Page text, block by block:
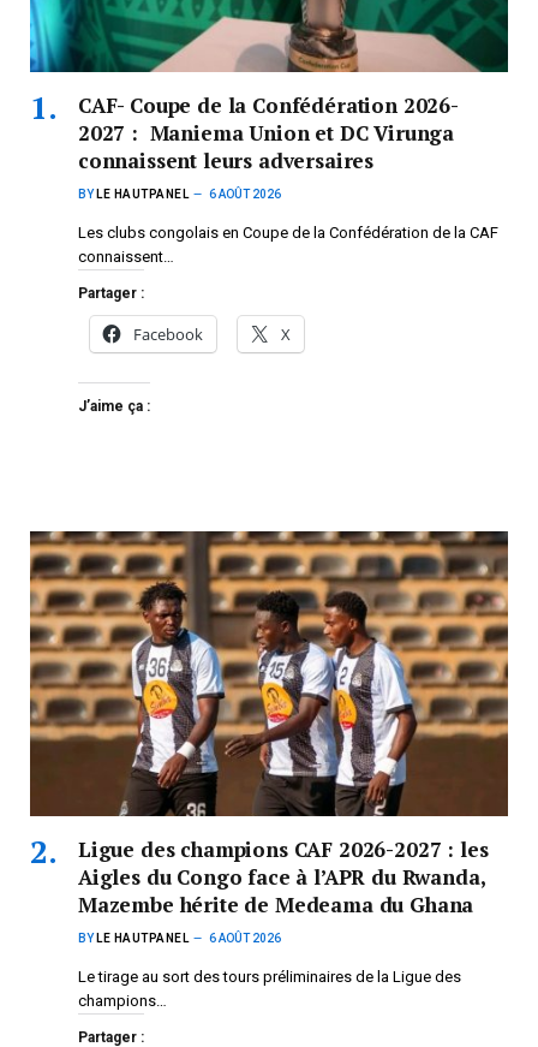
CAF- Coupe de la Confédération 2026-
2027 : Maniema Union et DC Virunga
connaissent leurs adversaires
BY LE HAUTPANEL 6 AOÛT 2026
Les clubs congolais en Coupe de la Confédération de la CAF
connaissent…
Partager :
Facebook X
J’aime ça :
Ligue des champions CAF 2026-2027 : les
Aigles du Congo face à l’APR du Rwanda,
Mazembe hérite de Medeama du Ghana
BY LE HAUTPANEL 6 AOÛT 2026
Le tirage au sort des tours préliminaires de la Ligue des
champions…
Partager :